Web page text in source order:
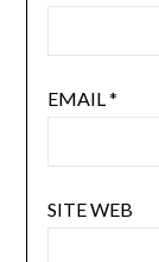
EMAIL *
SITE WEB